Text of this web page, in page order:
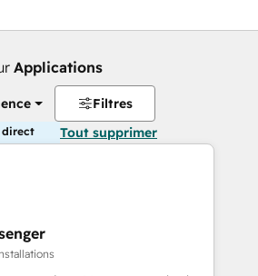
Applications
Filtres
direct Tout supprimer